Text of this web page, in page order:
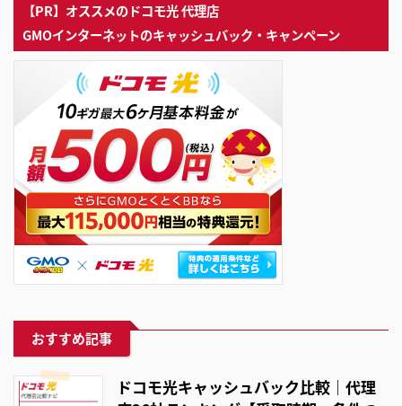
【PR】オススメのドコモ光 代理店
GMOインターネットのキャッシュバック・キャンペーン
おすすめ記事
ドコモ光キャッシュバック比較｜代理